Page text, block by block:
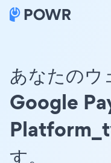
あなたの
Google
す。